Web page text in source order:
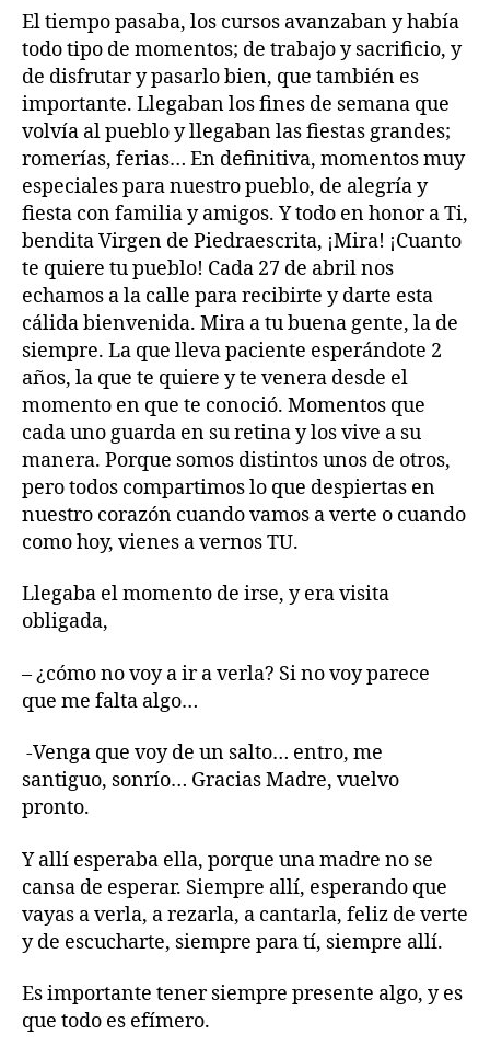
El tiempo pasaba, los cursos avanzaban y había
todo tipo de momentos; de trabajo y sacrificio, y
de disfrutar y pasarlo bien, que también es
importante. Llegaban los fines de semana que
volvía al pueblo y llegaban las fiestas grandes;
romerías, ferias… En definitiva, momentos muy
especiales para nuestro pueblo, de alegría y
fiesta con familia y amigos. Y todo en honor a Ti,
bendita Virgen de Piedraescrita, ¡Mira! ¡Cuanto
te quiere tu pueblo! Cada 27 de abril nos
echamos a la calle para recibirte y darte esta
cálida bienvenida. Mira a tu buena gente, la de
siempre. La que lleva paciente esperándote 2
años, la que te quiere y te venera desde el
momento en que te conoció. Momentos que
cada uno guarda en su retina y los vive a su
manera. Porque somos distintos unos de otros,
pero todos compartimos lo que despiertas en
nuestro corazón cuando vamos a verte o cuando
como hoy, vienes a vernos TU.
Llegaba el momento de irse, y era visita
obligada,
– ¿cómo no voy a ir a verla? Si no voy parece
que me falta algo…
-Venga que voy de un salto… entro, me
santiguo, sonrío… Gracias Madre, vuelvo
pronto.
Y allí esperaba ella, porque una madre no se
cansa de esperar. Siempre allí, esperando que
vayas a verla, a rezarla, a cantarla, feliz de verte
y de escucharte, siempre para tí, siempre allí.
Es importante tener siempre presente algo, y es
que todo es efímero.